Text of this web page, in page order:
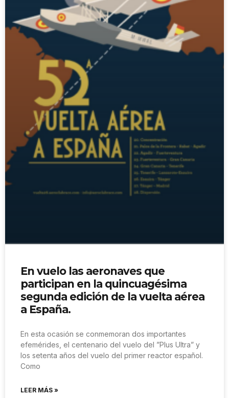
En vuelo las aeronaves que
participan en la quincuagésima
segunda edición de la vuelta aérea
a España.
En esta ocasión se conmemoran dos importantes
efemérides, el centenario del vuelo del ”Plus Ultra” y
los setenta años del vuelo del primer reactor español.
Como
LEER MÁS »